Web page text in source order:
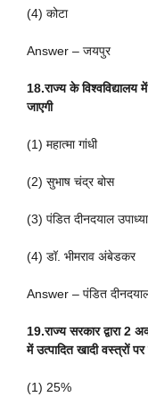
(4) कोटा
Answer – जयपुर
18.राज्य के विश्वविद्यालय
जाएगी
(1) महात्मा गांधी
(2) सुभाष चंद्र बोस
(3) पंडित दीनदयाल
(4) डॉ. भीमराव अंबेडकर
Answer – पंडित
19.राज्य सरकार द्वारा
में उत्पादित खादी वस्त्रों
(1) 25%